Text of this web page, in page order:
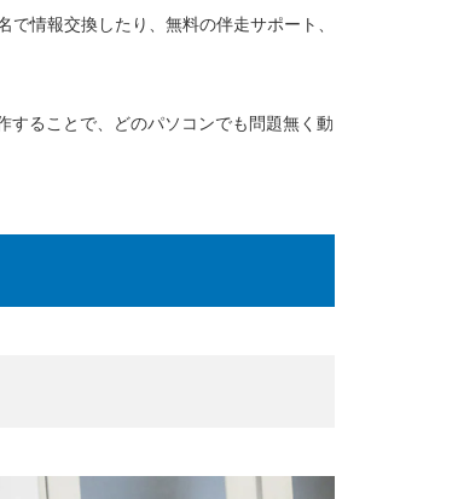
情報交換したり、無料の伴走サポート、
することで、どのパソコンでも問題無く動